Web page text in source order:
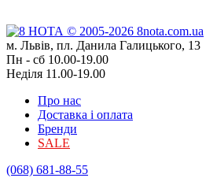
м. Львів, пл. Данила Галицького, 13
Пн - сб 10.00-19.00
Неділя 11.00-19.00
Про нас
Доставка і оплата
Бренди
SALE
(068) 681-88-55